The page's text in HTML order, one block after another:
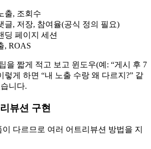
출, 조회수
글, 저장, 참여율(공식 정의 필요)
딩 페이지 세션
, ROAS
을 짧게 적고 보고 윈도우(예: “게시 후 7
렇게 하면 “내 노출 수랑 왜 다르지?” 같
니다.
뷰션 구현
다르므로 여러 어트리뷰션 방법을 지